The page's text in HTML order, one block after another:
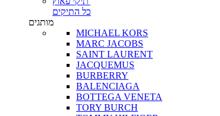
כל התיקים
מותגים
MICHAEL KORS
MARC JACOBS
SAINT LAURENT
JACQUEMUS
BURBERRY
BALENCIAGA
BOTTEGA VENETA
TORY BURCH